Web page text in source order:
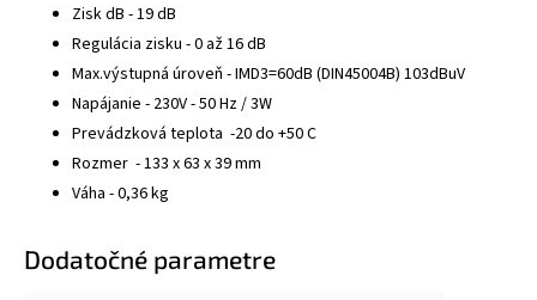
Zisk dB - 19 dB
Regulácia zisku - 0 až 16 dB
Max.výstupná úroveň - IMD3=60dB (DIN45004B) 103dBuV
Napájanie - 230V - 50 Hz / 3W
Prevádzková teplota -20 do +50 C
Rozmer - 133 x 63 x 39 mm
Váha - 0,36 kg
Dodatočné parametre